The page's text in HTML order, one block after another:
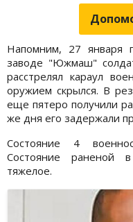
Напомним, 27 января
заводе "Южмаш"
расстрелял караул
оружием скрылся. В
еще пятеро получили
же дня его задержали
Состояние 4
Состояние раненой
тяжелое.